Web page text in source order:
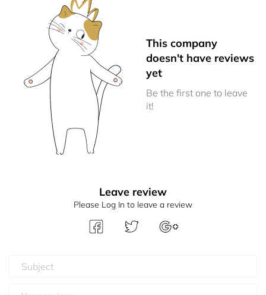
This company
doesn't have reviews
yet
Be the first one to leave
it!
Leave review
Please Log In to leave a review